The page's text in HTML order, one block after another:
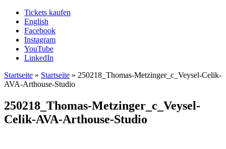
Tickets kaufen
English
Facebook
Instagram
YouTube
LinkedIn
Startseite » Startseite » 250218_Thomas-Metzinger_c_Veysel-Celik-
AVA-Arthouse-Studio
250218_Thomas-Metzinger_c_Veysel-
Celik-AVA-Arthouse-Studio